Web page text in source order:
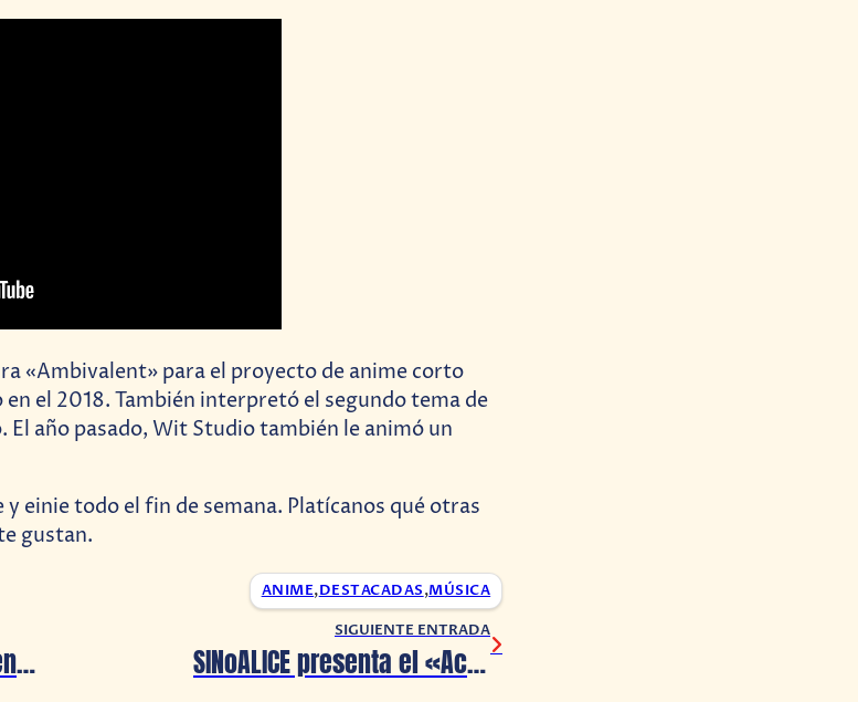
«Ambivalent» para el proyecto de anime corto
el 2018. También interpretó el segundo tema de
El año pasado, Wit Studio también le animó un
y einie todo el fin de semana. Platícanos qué otras
gustan.
ANIME,DESTACADAS,MÚSICA
El demo de Immortals Fenyx Rising llegará en exclusiva a Google Stadia
SIGUIENTE ENTRADA
SINoALICE presenta el «Acto de la Realidad» y Misiones Alternativas de Alice a partir del 30 de Octubre